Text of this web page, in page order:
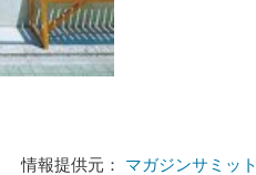
情報提供元： マガジンサミット